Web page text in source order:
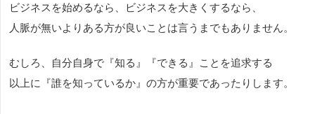
ビジネスを始めるなら、ビジネスを大きくするなら、
人脈が無いよりある方が良いことは言うまでもありません。
むしろ、自分自身で『知る』『できる』ことを追求する
以上に『誰を知っているか』の方が重要であったりします。